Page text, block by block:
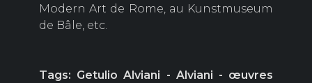
Modern Art de Rome, au Kunstmuseum
de Bâle, etc.
Tags: Getulio Alviani - Alviani - œuvres